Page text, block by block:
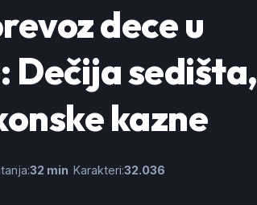
dece u
Dečija sedišta,
kazne
32 min Karakteri:32.036